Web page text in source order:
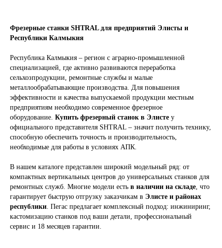
Фрезерные станки SHTRAL для предприятий Элисты и
Республики Калмыкия
Республика Калмыкия – регион с аграрно-промышленной
специализацией, где активно развиваются переработка
сельхозпродукции, ремонтные службы и малые
металлообрабатывающие производства. Для повышения
эффективности и качества выпускаемой продукции местным
предприятиям необходимо современное фрезерное
оборудование. Купить фрезерный станок в Элисте у
официального представителя SHTRAL – значит получить технику,
способную обеспечить точность и производительность,
необходимые для работы в условиях АПК.
В нашем каталоге представлен широкий модельный ряд: от
компактных вертикальных центров до универсальных станков для
ремонтных служб. Многие модели есть в наличии на складе , что
гарантирует быструю отгрузку заказчикам в Элисте и районах
республики . Пегас предлагает комплексный подход: инжиниринг,
кастомизацию станков под ваши детали, профессиональный
сервис и 18 месяцев гарантии.